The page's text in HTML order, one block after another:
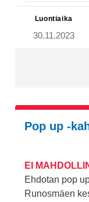
Luontiaika
30.11.2023
Pop up -
EI
Ehdotan pop
Runosmäen